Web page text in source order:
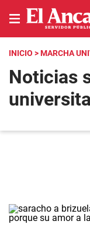
INICIO > MARCHA
Noticias